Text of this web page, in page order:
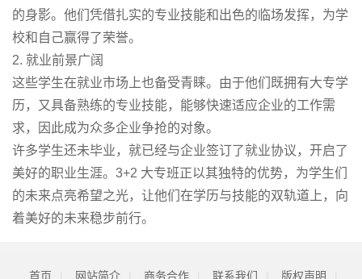
的身影。他们凭借扎实的专业技能和出色的临场发挥，为学
校和自己赢得了荣誉。
2. 就业前景广阔
这些学生在就业市场上也备受青睐。由于他们既拥有大专学
历，又具备熟练的专业技能，能够快速适应企业的工作需
求，因此成为众多企业争抢的对象。
许多学生还未毕业，就已经与企业签订了就业协议，开启了
美好的职业生涯。3+2 大专班正以其独特的优势，为学生们
的未来点亮希望之光，让他们在学历与技能的双轨道上，向
着美好的未来稳步前行。
首页 网站简介 商务合作 联系我们 版权声明